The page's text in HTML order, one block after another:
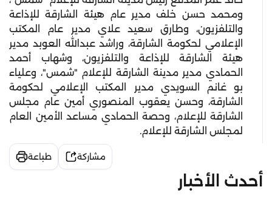
ومحمد حسن خلف مدير عام هيئة الشارقة للإذاعة
والتلفزيون، وطارق سعيد علاي مدير عام المكتب
الإعلامي لحكومة الشارقة، وراشد عبدالله العوبد مدير
هيئة الشارقة للإذاعة والتلفزيون، وشهاب أحمد
الحمادي مدير مدينة الشارقة للإعلام "شمس"، وعلياء
بو غانم السويدي مدير المكتب الإعلامي لحكومة
الشارقة، وحسن يعقوب المنصوري أمين عام مجلس
الشارقة للإعلام، وحصة الحمادي مساعد الأمين العام
لمجلس الشارقة للإعلام.
مشاركة طباعة
أحدث الأخبار